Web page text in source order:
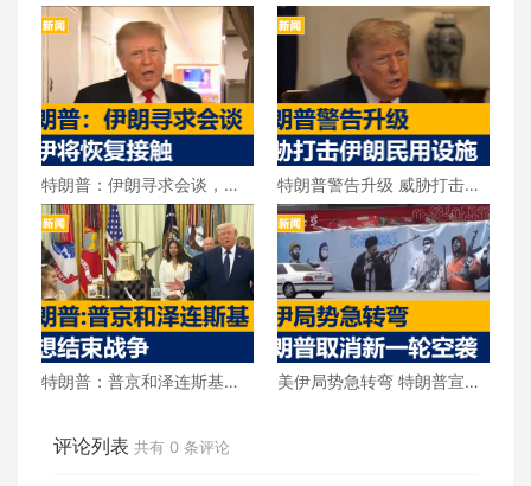
特朗普：伊朗寻求会谈，美
伊将恢复接触
特朗普警告升级 威胁打击伊
朗民用设施
特朗普：普京和泽连斯基都
美伊局势急转弯 特朗普宣布
评论列表 共有 0 条评论